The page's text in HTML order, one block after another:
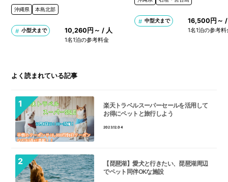
沖縄県 本島北部
小型犬まで 10,260円～ / 人
1名1泊の参考料金
中型犬まで 16,500円～
1名1泊の参考料
よく読まれている記事
楽天トラベルスーパーセールを活用して
お得にペットと旅行しよう
2023.12.04
【琵琶湖】愛犬と行きたい、琵琶湖周辺
でペット同伴OKな施設